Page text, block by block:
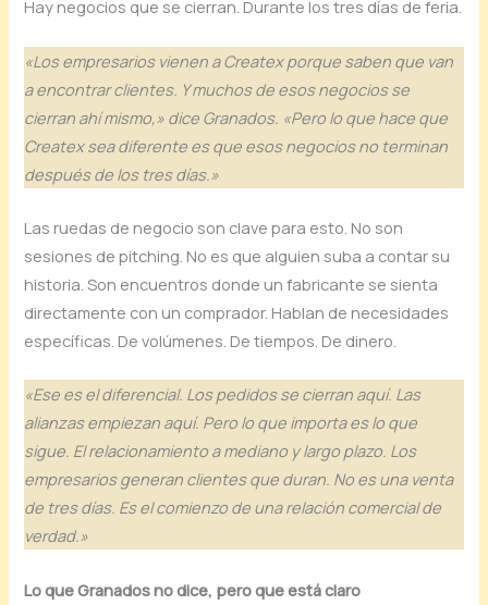
Hay negocios que se cierran. Durante los tres días de feria.
«Los empresarios vienen a Createx porque saben que van
a encontrar clientes. Y muchos de esos negocios se
cierran ahí mismo,» dice Granados. «Pero lo que hace que
Createx sea diferente es que esos negocios no terminan
después de los tres días.»
Las ruedas de negocio son clave para esto. No son
sesiones de pitching. No es que alguien suba a contar su
historia. Son encuentros donde un fabricante se sienta
directamente con un comprador. Hablan de necesidades
específicas. De volúmenes. De tiempos. De dinero.
«Ese es el diferencial. Los pedidos se cierran aquí. Las
alianzas empiezan aquí. Pero lo que importa es lo que
sigue. El relacionamiento a mediano y largo plazo. Los
empresarios generan clientes que duran. No es una venta
de tres días. Es el comienzo de una relación comercial de
verdad.»
Lo que Granados no dice, pero que está claro